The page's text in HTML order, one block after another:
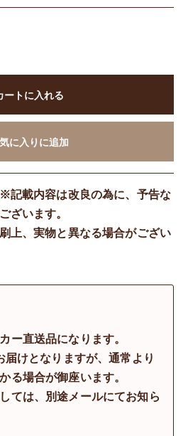
ートに入れる
に入りに追加
※記載内容は改良の為に、予告な
ざいます。
上、実物と異なる場合がござい
ー直送品になります。
届けとなりますが、通常より
る場合が御座います。
ては、別途メールにてお知ら